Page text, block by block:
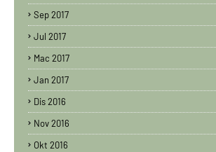
Sep 2017
Jul 2017
Mac 2017
Jan 2017
Dis 2016
Nov 2016
Okt 2016